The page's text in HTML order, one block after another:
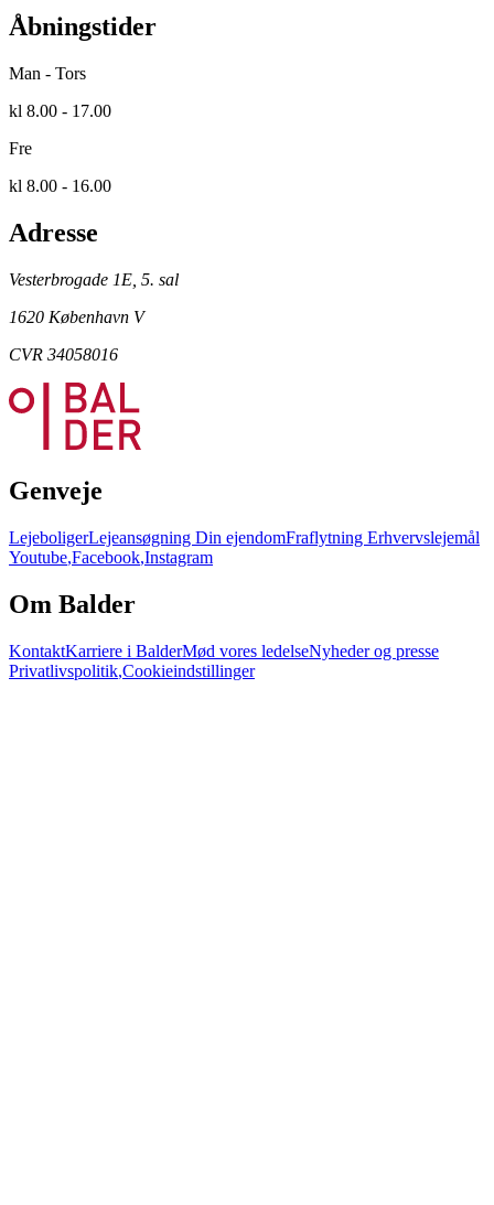
Åbningstider
Man - Tors
kl 8.00 - 17.00
Fre
kl 8.00 - 16.00
Adresse
Vesterbrogade 1E, 5. sal
1620 København V
CVR 34058016
Genveje
LejeboligerLejeansøgning Din ejendomFraflytning Erhvervslejemål
Youtube,Facebook,Instagram
Om Balder
KontaktKarriere i BalderMød vores ledelseNyheder og presse
Privatlivspolitik,Cookieindstillinger